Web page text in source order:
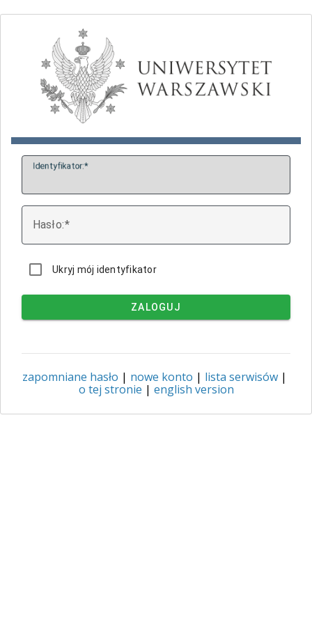
Identyfikator:
Hasło:
Ukryj mój identyfikator
ZALOGUJ
zapomniane hasło | nowe konto | lista serwisów |
o tej stronie | english version